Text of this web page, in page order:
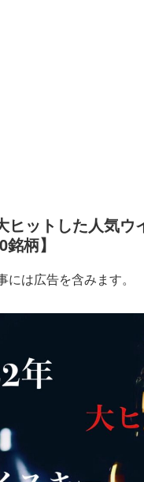
ヒットした人気ウ
柄】
には広告を含みます。